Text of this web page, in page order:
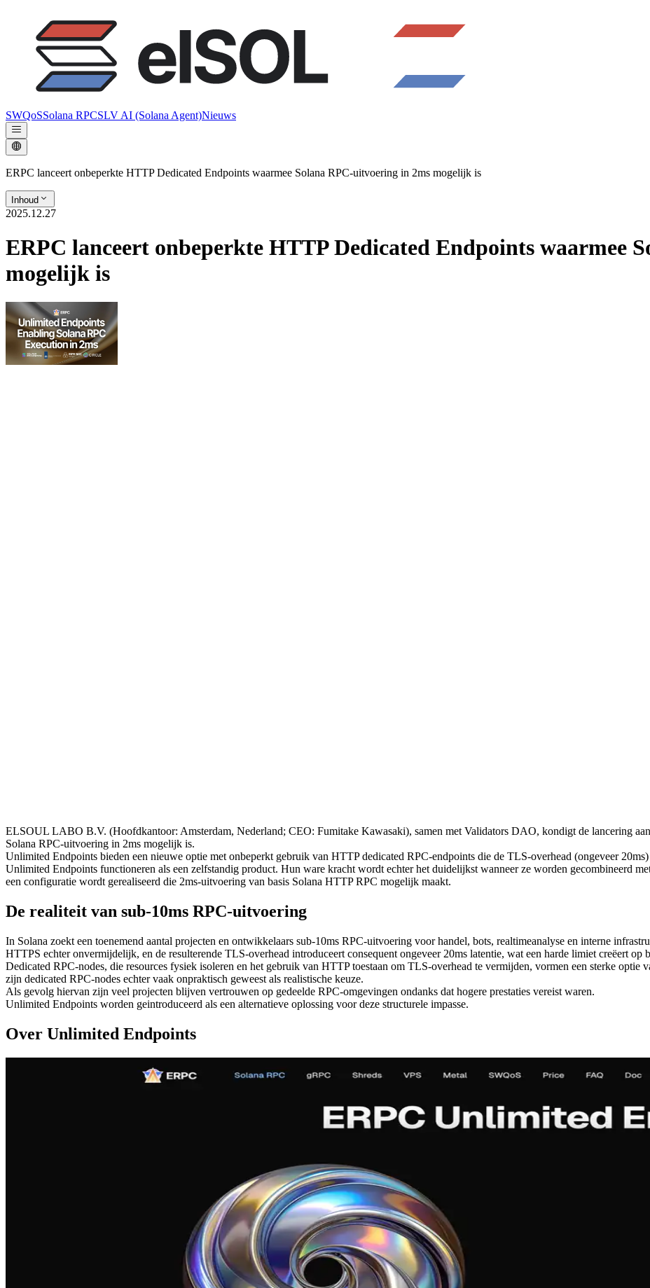
SWQoSSolana RPCSLV AI (Solana Agent)Nieuws
ERPC lanceert onbeperkte HTTP Dedicated Endpoints waarmee Solana RPC-uitvoering in 2ms mogelijk is
Inhoud
2025.12.27
ERPC lanceert onbeperkte HTTP Dedicated Endpoints waarmee
mogelijk is
ELSOUL LABO B.V. (Hoofdkantoor: Amsterdam, Nederland; CEO: Fumitake Kawasaki), samen met Validators DAO, kondigt de lancering
Solana RPC-uitvoering in 2ms mogelijk is.
Unlimited Endpoints bieden een nieuwe optie met onbeperkt gebruik van HTTP dedicated RPC-endpoints die de TLS-overhead (ongeveer
Unlimited Endpoints functioneren als een zelfstandig product. Hun ware kracht wordt echter het duidelijkst wanneer ze worden gecombineerd
een configuratie wordt gerealiseerd die 2ms-uitvoering van basis Solana HTTP RPC mogelijk maakt.
De realiteit van sub-10ms RPC-uitvoering
In Solana zoekt een toenemend aantal projecten en ontwikkelaars sub-10ms RPC-uitvoering voor handel, bots, realtimeanalyse en interne
HTTPS echter onvermijdelijk, en de resulterende TLS-overhead introduceert consequent ongeveer 20ms latentie, wat een harde limiet creëert op
Dedicated RPC-nodes, die resources fysiek isoleren en het gebruik van HTTP toestaan om TLS-overhead te vermijden, vormen een sterke optie
zijn dedicated RPC-nodes echter vaak onpraktisch geweest als realistische keuze.
Als gevolg hiervan zijn veel projecten blijven vertrouwen op gedeelde RPC-omgevingen ondanks dat hogere prestaties vereist waren.
Unlimited Endpoints worden geintroduceerd als een alternatieve oplossing voor deze structurele impasse.
Over Unlimited Endpoints